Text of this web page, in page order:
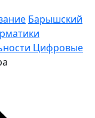
Барышский
Цифровые